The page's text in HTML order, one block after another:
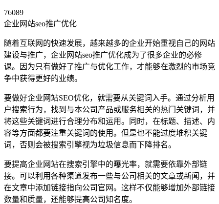
76089
企业网站seo推广优化
随着互联网的快速发展，越来越多的企业开始重视自己的网站
建设与推广，企业网站seo推广优化成为了很多企业的必修
课。因为只有做好了推广与优化工作，才能够在激烈的市场竞
争中获得更好的业绩。
要做好企业网站SEO优化，就需要从关键词入手。通过分析用
户搜索行为，找到与本公司产品或服务相关的热门关键词，并
将这些关键词进行合理分布和运用。同时，在标题、描述、内
容等方面都要注重关键词的使用。但是也不能过度堆积关键
词，否则会被搜索引擎视为垃圾信息而下降排名。
要提高企业网站在搜索引擎中的曝光率，就需要依靠外部链
接。可以利用各种渠道发布一些与公司相关的文章或新闻，并
在文章中添加链接指向公司官网。这样不仅能够增加外部链接
数量和质量，还能够提高公司知名度。